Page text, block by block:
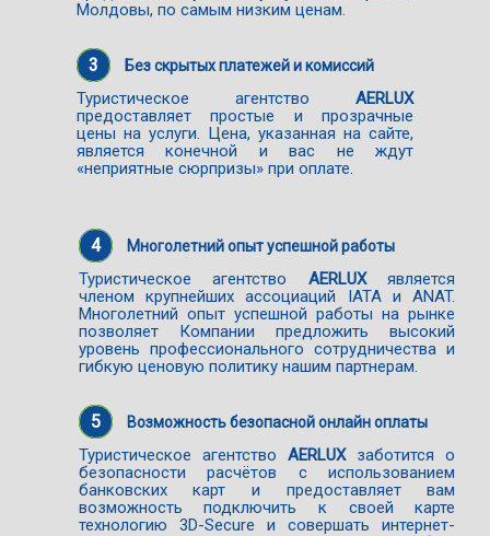
Молдовы, по самым низким ценам.
3 Без скрытых платежей и комиссий
Туристическое агентство AERLUX
предоставляет простые и прозрачные
цены на услуги. Цена, указанная на сайте,
является конечной и вас не ждут
«неприятные сюрпризы» при оплате.
4 Многолетний опыт успешной работы
Туристическое агентство AERLUXявляется
членом крупнейших ассоциаций IATA и ANAT.
Многолетний опыт успешной работы на рынке
позволяет Компании предложить высокий
уровень профессионального сотрудничества и
гибкую ценовую политику нашим партнерам.
5 Возможность безопасной онлайн оплаты
Туристическое агентство AERLUXзаботится о
безопасности расчётов с использованием
банковских карт и предоставляет вам
возможность подключить к своей карте
технологию 3D-Secure и совершать интернет-